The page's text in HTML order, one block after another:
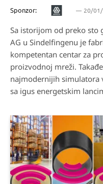
Sponzor: 20/
Sa istorijom od preko sto
AG u Sindelfingenu je
kompetentan centar za
proizvodnoj mreži.
najmodernijih simulatora
sa igus energetskim